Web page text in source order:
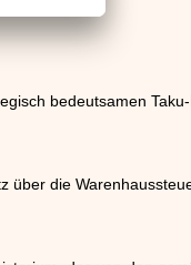
bedeutsamen
über die